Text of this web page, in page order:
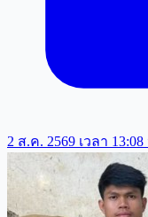
2 ส.ค. 2569 เวลา 13:08